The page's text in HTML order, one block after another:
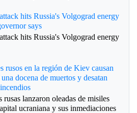
hits Russia's Volgograd energy
says
hits Russia's Volgograd energy
rusos en la región de Kiev causan
una docena de muertos y desatan
rusas lanzaron oleadas de misiles
ucraniana y sus inmediaciones